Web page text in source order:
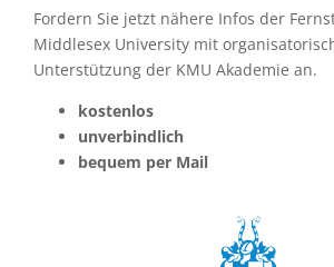
Fordern Sie jetzt nähere Infos der
Middlesex University mit
Unterstützung der KMU Akademie an.
kostenlos
unverbindlich
bequem per Mail